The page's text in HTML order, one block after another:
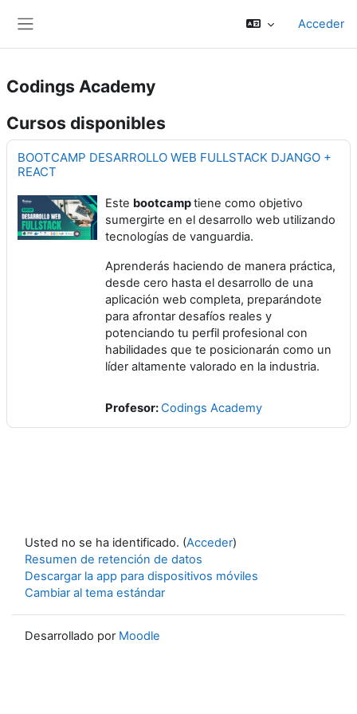
Acceder
Codings Academy
Cursos disponibles
BOOTCAMP DESARROLLO WEB FULLSTACK DJANGO +
REACT
Este bootcamptiene como objetivo
sumergirte en el desarrollo web utilizando
tecnologías de vanguardia.
Aprenderás haciendo de manera práctica,
desde cero hasta el desarrollo de una
aplicación web completa, preparándote
para afrontar desafíos reales y
potenciando tu perfil profesional con
habilidades que te posicionarán como un
líder altamente valorado en la industria.
Profesor:Codings Academy
Usted no se ha identificado. (Acceder)
Resumen de retención de datos
Descargar la app para dispositivos móviles
Cambiar al tema estándar
Desarrollado por Moodle